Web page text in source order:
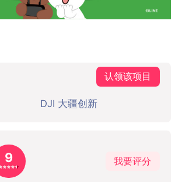
认领该项目
DJI 大疆创新
9 我要评分